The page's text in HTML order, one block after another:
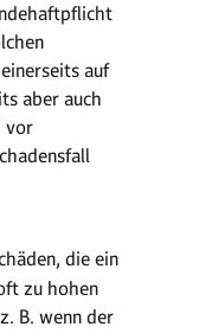
auf
aber auch
vor
die ein
zu hohen
B. wenn der